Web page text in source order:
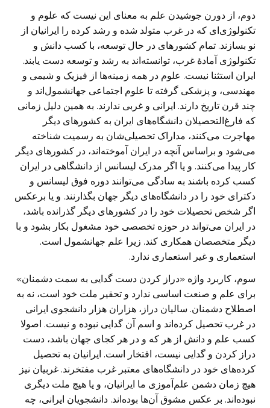
دوم، از دورن جوشیدن علم به معنای این نیست که علوم و
تکنولوژی‌ای که در غرب متولد شده و رشد کرده را ایرانیان از
نو بسازند. تمام کشورهای در حال توسعه، با کسب دانش و
تکنولوژی آمادۀ غرب، توانسته‌اند به رشد و توسعه دست یابند.
ایران استثنا نیست. علوم در همه زمینه‌ها از فیزیک و شیمی و
مهندسی، و پزشکی گرفته تا علوم اجتماعی جهانشمول‌اند و
چند قرن تاریخ دارند. ایرانی و غربی ندارند. به همین دلیل زمانی
که فارغ‌التحصیلان دانشگاه‌های ایران به کشورهای دیگر
مهاجرت می‌کنند، مداراک تحصیلی‌شان به رسمیت شناخته
می‌شود و براساس آنچه در ایران آموخته‌اند، در کشورهای دیگر
کار پیدا می‌کنند. و یا اگر مدرک لیسانس از دانشگاهی در ایران
کسب کرده باشند به سادگی می‌توانند دوره فوق لیسانس و
دکترای خود را در دانشگاه‌های دیگر جهان بگذارنند. و یا برعکس
اگر شخص تحصیلات خود را در کشورهای دیگر گذرانده باشد،
در ایران می‌تواند در حوزه تخصصی خود مشغول بکار بشود و با
دیگر متخصصان همکاری کند. زیرا علم جهانشمول است.
استعماری و غیر استعماری ندارد.
سوم، کاربرد واژه «دراز کردن دست گدایی به سمت دشمنان»
برای علم و صنعت اساسی ندارد و تحقیر ملت خود است، نه به
اصطلاح دشمنان. سالیان دراز، هزاران هزار دانشجوی ایرانی
در غرب تحصیل کرده‌اند و اسم آن گدایی نبوده و نیست. اصولا
کسب علم و دانش از هر که و در هر کجای جهان باشد، دست
دراز کردن و گدایی نیست، افتخار است. ایرانیان به تحصیل
کرده‌های خود در دانشگاه‌های معتبر غرب مفتخرند. غربیان نیز
هیچ زمان دشمن علم‌آموزی ما ایرانیان، و یا هیچ ملت دیگری
نبوده‌اند. بر عکس مشوق آن‌ها بوده‌اند. دانشجویان ایرانی، چه